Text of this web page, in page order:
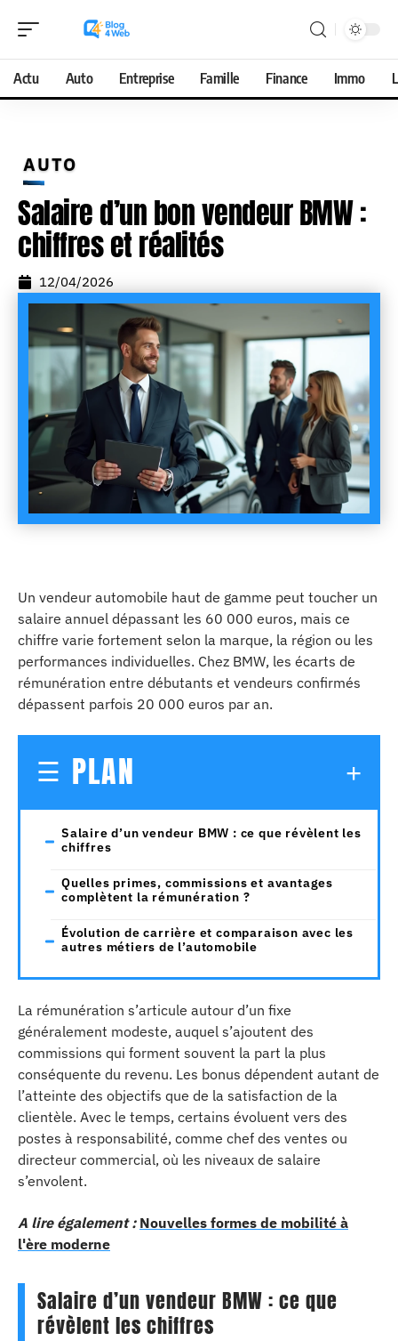
Actu Auto Entreprise Famille Finance Immo
AUTO
Salaire d’un bon vendeur BMW :
chiffres et réalités
12/04/2026
Un vendeur automobile haut de gamme peut toucher un
salaire annuel dépassant les 60 000 euros, mais ce
chiffre varie fortement selon la marque, la région ou les
performances individuelles. Chez BMW, les écarts de
rémunération entre débutants et vendeurs confirmés
dépassent parfois 20 000 euros par an.
PLAN
Salaire d’un vendeur BMW : ce que révèlent les
chiffres
Quelles primes, commissions et avantages
complètent la rémunération ?
Évolution de carrière et comparaison avec les
autres métiers de l’automobile
La rémunération s’articule autour d’un fixe
généralement modeste, auquel s’ajoutent des
commissions qui forment souvent la part la plus
conséquente du revenu. Les bonus dépendent autant de
l’atteinte des objectifs que de la satisfaction de la
clientèle. Avec le temps, certains évoluent vers des
postes à responsabilité, comme chef des ventes ou
directeur commercial, où les niveaux de salaire
s’envolent.
A lire également : Nouvelles formes de mobilité à
l'ère moderne
Salaire d’un vendeur BMW : ce que
révèlent les chiffres